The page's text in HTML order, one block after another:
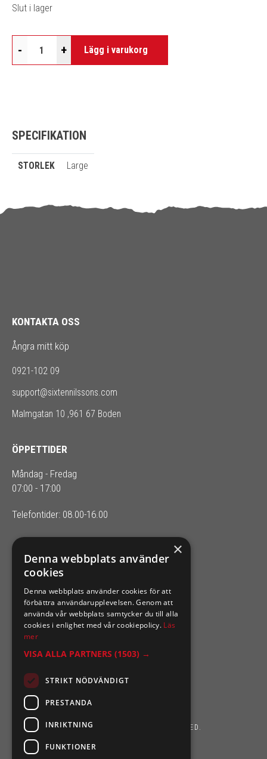
Slut i lager
- + Lägg i varukorg
SPECIFIKATION
STORLEK Large
KONTAKTA OSS
Ångra mitt köp
0921-102 09
support@sixtennilssons.com
Malmgatan 10 ,961 67 Boden
ÖPPETTIDER
Måndag - Fredag
07:00 - 17:00
Telefontider: 08.00-16.00
SIXTEN NILSSONS
Organisationsnummer 556164-2652
SIXTEN NILSSONS 2026. ALL RIGHTS RESERVED.
POWERED BY EMPORI CMS
×
Denna webbplats använder
cookies
Denna webbplats använder cookies för att
förbättra användarupplevelsen. Genom att
använda vår webbplats samtycker du till alla
cookies i enlighet med vår cookiepolicy. Läs
mer
VISA ALLA PARTNERS (1503) →
STRIKT NÖDVÄNDIGT
PRESTANDA
INRIKTNING
FUNKTIONER